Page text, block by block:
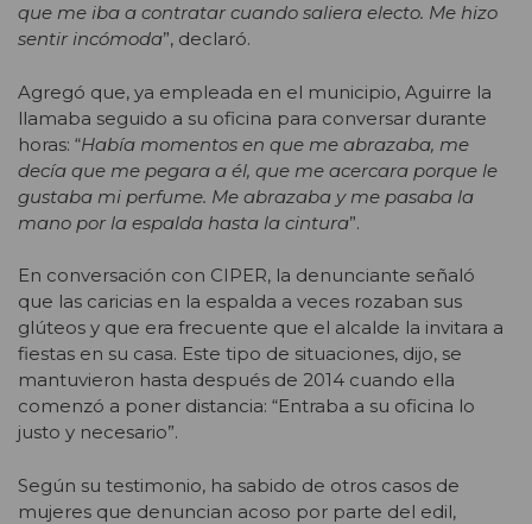
que me iba a contratar cuando saliera electo. Me hizo
sentir incómoda”, declaró.
Agregó que, ya empleada en el municipio, Aguirre la
llamaba seguido a su oficina para conversar durante
horas: “Había momentos en que me abrazaba, me
decía que me pegara a él, que me acercara porque le
gustaba mi perfume. Me abrazaba y me pasaba la
mano por la espalda hasta la cintura”.
En conversación con CIPER, la denunciante señaló
que las caricias en la espalda a veces rozaban sus
glúteos y que era frecuente que el alcalde la invitara a
fiestas en su casa. Este tipo de situaciones, dijo, se
mantuvieron hasta después de 2014 cuando ella
comenzó a poner distancia: “Entraba a su oficina lo
justo y necesario”.
Según su testimonio, ha sabido de otros casos de
mujeres que denuncian acoso por parte del edil,